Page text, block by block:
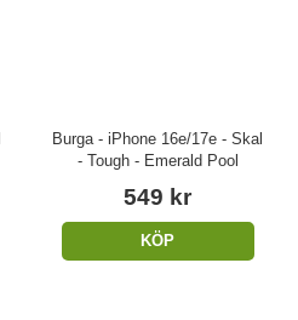
Burga - iPhone 16e/17e - Skal
- Tough - Emerald Pool
549 kr
KÖP